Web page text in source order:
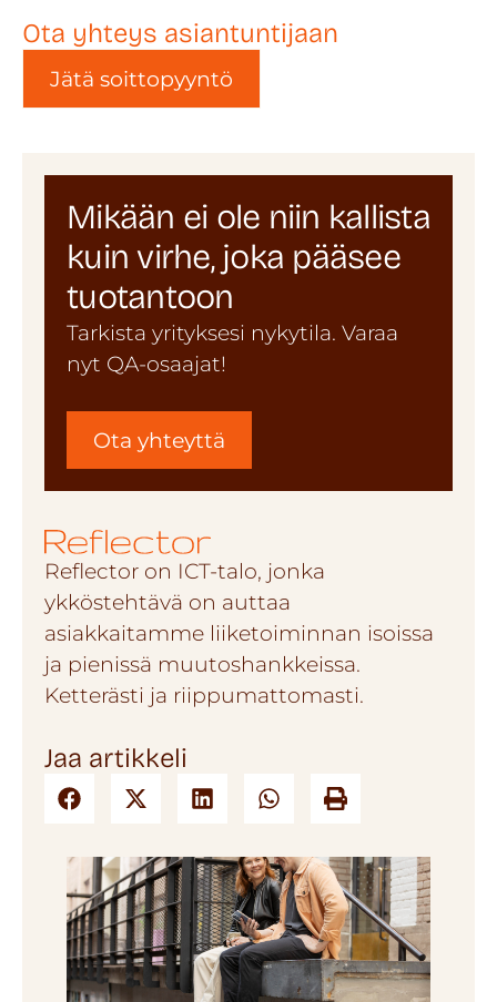
Ota yhteys asiantuntijaan
Jätä soittopyyntö
Mikään ei ole niin kallista
kuin virhe, joka pääsee
tuotantoon
Tarkista yrityksesi nykytila. Varaa
nyt QA-osaajat!
Ota yhteyttä
Reflector on ICT-talo, jonka
ykköstehtävä on auttaa
asiakkaitamme liiketoiminnan isoissa
ja pienissä muutoshankkeissa.
Ketterästi ja riippumattomasti.
Jaa artikkeli